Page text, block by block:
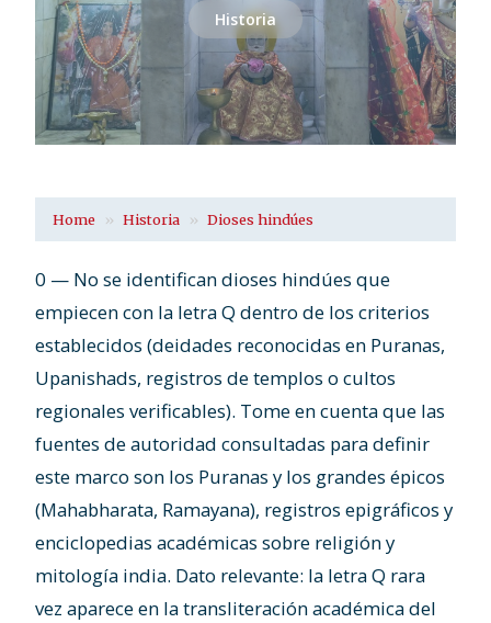
Historia
Home Historia Dioses hindúes
0 — No se identifican dioses hindúes que
empiecen con la letra Q dentro de los criterios
establecidos (deidades reconocidas en Puranas,
Upanishads, registros de templos o cultos
regionales verificables). Tome en cuenta que las
fuentes de autoridad consultadas para definir
este marco son los Puranas y los grandes épicos
(Mahabharata, Ramayana), registros epigráficos y
enciclopedias académicas sobre religión y
mitología india. Dato relevante: la letra Q rara
vez aparece en la transliteración académica del